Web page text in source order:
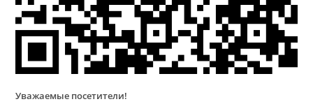
Уважаемые посетители!